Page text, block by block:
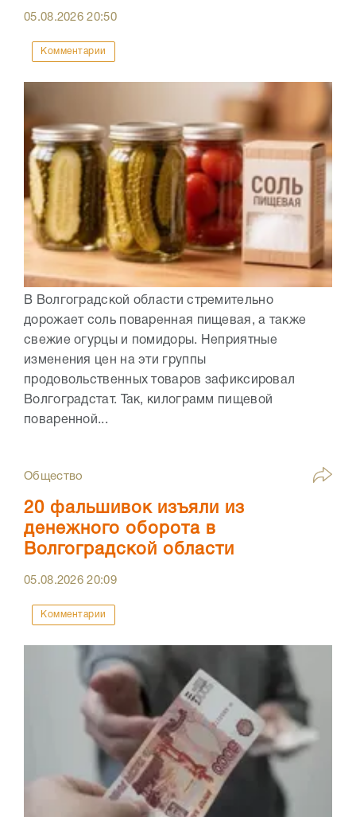
05.08.202620:50
Комментарии
В Волгоградской области стремительно
дорожает соль поваренная пищевая, а также
свежие огурцы и помидоры. Неприятные
изменения цен на эти группы
продовольственных товаров зафиксировал
Волгоградстат. Так, килограмм пищевой
поваренной...
Общество
20 фальшивок изъяли из
денежного оборота в
Волгоградской области
05.08.202620:09
Комментарии